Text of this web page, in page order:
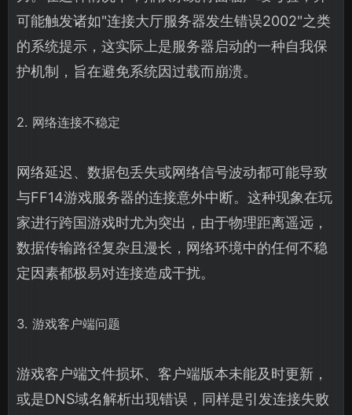
可能触发诸如"连接大厅服务器发生错误2002"之类
的系统提示，这实际上是服务器启动的一种自我保
护机制，旨在避免系统因过载而崩溃。
2. 网络连接不稳定
网络延迟、数据包丢失或网络信号波动都可能导致
与FF14游戏服务器的连接意外中断。这种现象在玩
家进行跨国游戏时尤为突出，由于物理距离遥远，
数据传输路径复杂且漫长，网络环境中的任何不稳
定因素都极易对连接造成干扰。
3. 游戏客户端问题
游戏客户端文件损坏、客户端版本未能及时更新，
或是DNS域名解析出现错误，同样是引发连接失败